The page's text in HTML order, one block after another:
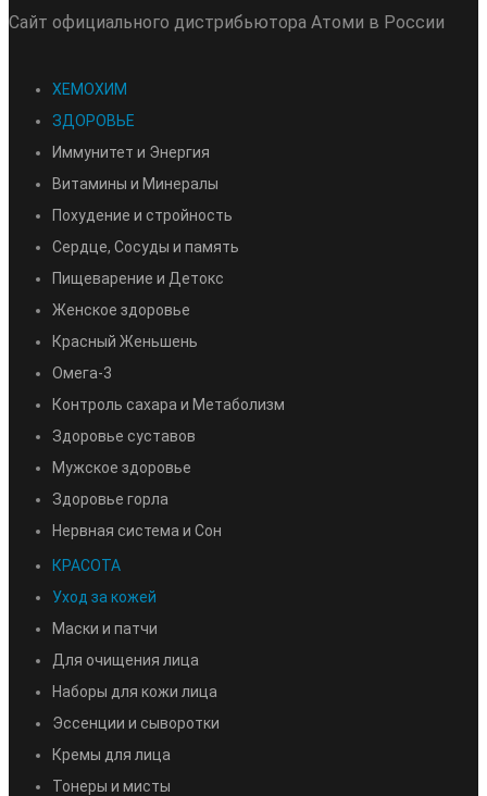
Сайт официального дистрибьютора Атоми в России
ХЕМОХИМ
ЗДОРОВЬЕ
Иммунитет и Энергия
Витамины и Минералы
Похудение и стройность
Сердце, Сосуды и память
Пищеварение и Детокс
Женское здоровье
Красный Женьшень
Омега-3
Контроль сахара и Метаболизм
Здоровье суставов
Мужское здоровье
Здоровье горла
Нервная система и Сон
КРАСОТА
Уход за кожей
Маски и патчи
Для очищения лица
Наборы для кожи лица
Эссенции и сыворотки
Кремы для лица
Тонеры и мисты